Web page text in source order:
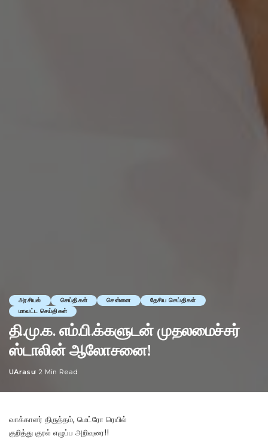
அரசியல் செய்திகள் சென்னை
தேசிய செய்திகள்
மாவட்ட செய்திகள்
தி.மு.க. எம்.பி.க்களுடன் முதலமைச்சர்
ஸ்டாலின் ஆலோசனை!
Posted
UArasu 2 Min Read
வாக்காளர் திருத்தம், மெட்ரோ ரெயில்
குறித்து குரல் எழுப்ப அறிவுரை!!